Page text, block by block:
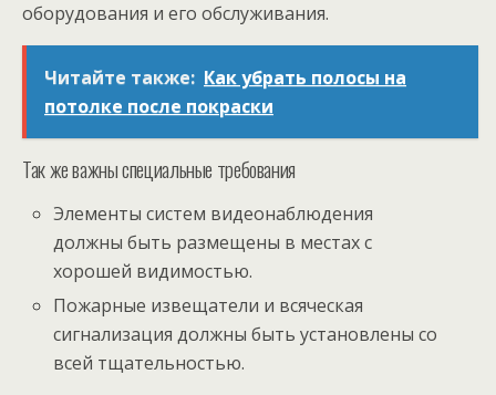
оборудования и его обслуживания.
Читайте также: Как убрать полосы на
потолке после покраски
Так же важны специальные требования
Элементы систем видеонаблюдения
должны быть размещены в местах с
хорошей видимостью.
Пожарные извещатели и всяческая
сигнализация должны быть установлены со
всей тщательностью.